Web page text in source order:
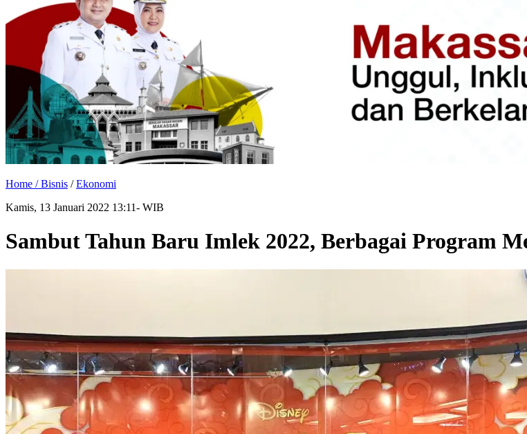
Home /Bisnis /Ekonomi
Kamis, 13 Januari 2022 13:11- WIB
Sambut Tahun Baru Imlek 2022, Berbagai Program